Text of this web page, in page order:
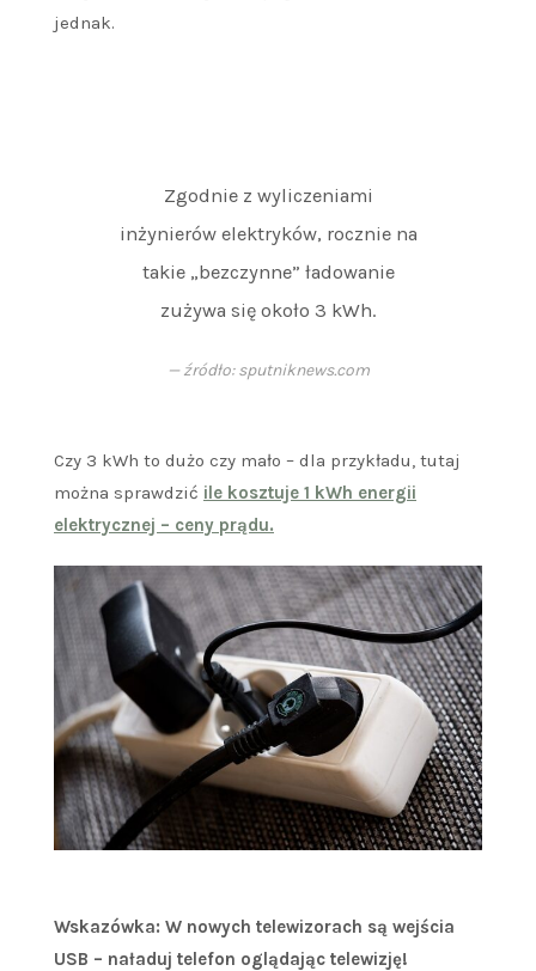
jednak.
Zgodnie z wyliczeniami
inżynierów elektryków, rocznie na
takie „bezczynne” ładowanie
zużywa się około 3 kWh.
źródło: sputniknews.com
Czy 3 kWh to dużo czy mało – dla przykładu, tutaj
można sprawdzić ile kosztuje 1 kWh energii
elektrycznej – ceny prądu.
Wskazówka: W nowych telewizorach są wejścia
USB – naładuj telefon oglądając telewizję!